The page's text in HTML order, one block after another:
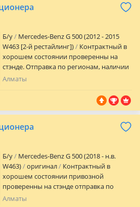
Б/y
Mercedes-Benz G 500 (2012 - 2015
W463 [2-й рестайлинг])
Контрактный в
хорошем состоянии проверенны на
стэнде. Отправка по регионам, наличии
и цену уточняйте по телефону или
Алматы
Б/y
Mercedes-Benz G 500 (2018 - н.в.
W463)
оригинал
Контрактный в
хорошем состоянии привозной
проверенны на стэнде отправка по
регионам Установка в городе Алматы
Алматы